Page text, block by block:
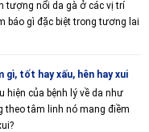
tượng nổi da gà ở các vị trí
báo gì đặc biệt trong tương lai
gì, tốt hay xấu, hên hay xui
hiện của bệnh lý về da như
theo tâm linh nó mang điềm